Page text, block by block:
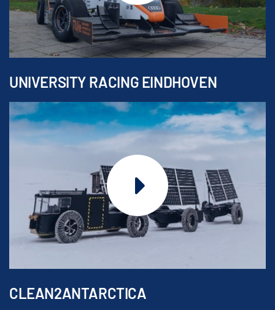
UNIVERSITY RACING EINDHOVEN
CLEAN2ANTARCTICA